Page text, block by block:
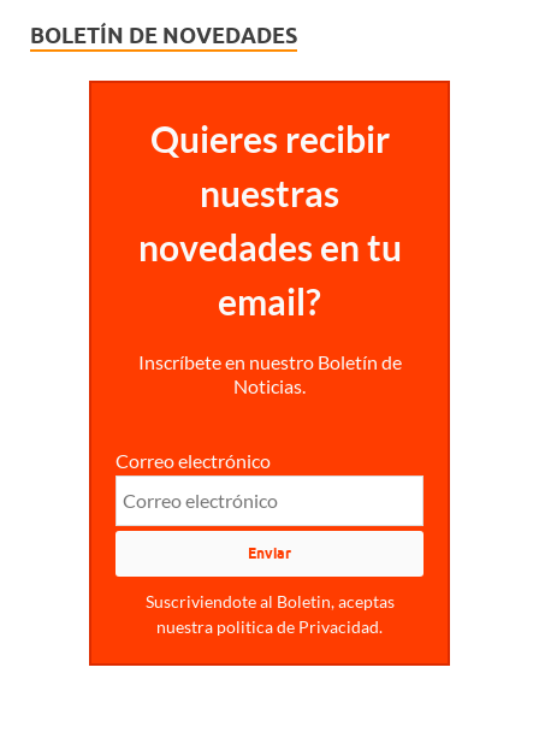
BOLETÍN DE NOVEDADES
Quieres recibir
nuestras
novedades en tu
email?
Inscríbete en nuestro Boletín de
Noticias.
Correo electrónico
Suscriviendote al Boletin, aceptas
nuestra politica de Privacidad.